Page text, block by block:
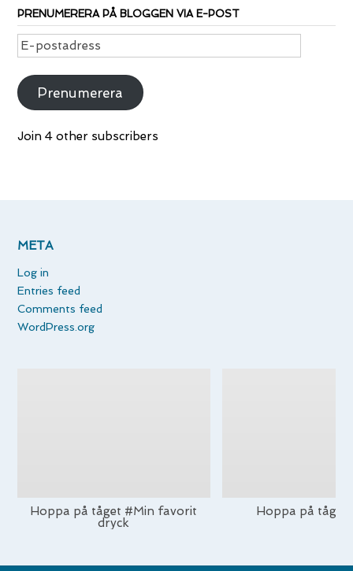
PRENUMERERA PÅ BLOGGEN VIA E-POST
E-
postadress
Prenumerera
Join 4 other subscribers
META
Log in
Entries feed
Comments feed
WordPress.org
Hoppa på tåget #Min favorit
dryck
Hoppa på tåget